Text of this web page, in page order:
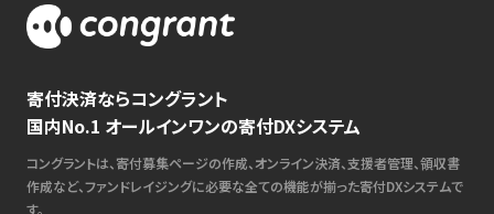
寄付決済ならコングラント
国内No.1 オールインワンの寄付DXシステム
コングラントは、寄付募集ページの作成、オンライン決済、支援者管理、領収書
作成など、ファンドレイジングに必要な全ての機能が揃った寄付DXシステムで
す。